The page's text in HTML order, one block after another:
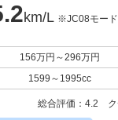
km/L ※JC08モー
156万円～296万円
1599～1995cc
総合評価： 4.2 ク